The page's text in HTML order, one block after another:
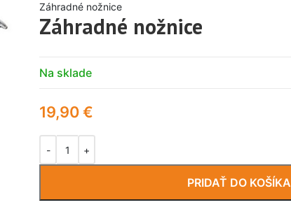
Záhradné nožnice
Záhradné nožnice
Na sklade
19,90€
PRIDAŤ DO KOŠÍKA